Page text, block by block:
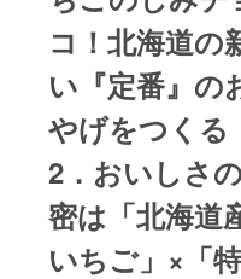
コ！北海道の
い『定番』の
やげをつくる
2．おいしさ
密は「北海道
いちご」×「